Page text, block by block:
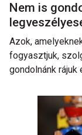
Nem is
Azok,
fogyasztjuk,
gondolnánk